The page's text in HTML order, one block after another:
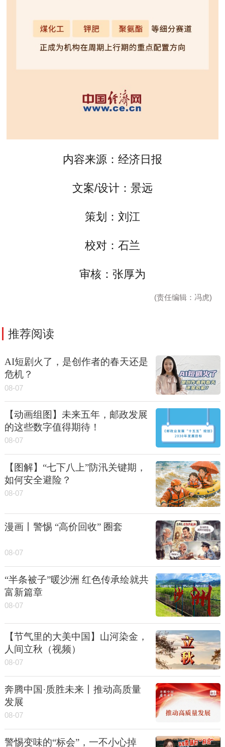
内容来源：经济日报
文案/设计：景远
策划：刘江
校对：石兰
审核：张厚为
(责任编辑：冯虎)
推荐阅读
AI短剧火了，是创作者的春天还是
危机？
08-07
【动画组图】未来五年，邮政发展
的这些数字值得期待！
08-07
【图解】“七下八上”防汛关键期，
如何安全避险？
08-07
漫画丨警惕 “高价回收” 圈套
08-07
“半条被子”暖沙洲 红色传承绘就共
富新篇章
08-07
【节气里的大美中国】山河染金，
人间立秋（视频）
08-07
奔腾中国·质胜未来丨推动高质量
发展
08-07
警惕变味的“标会”，一不小心掉